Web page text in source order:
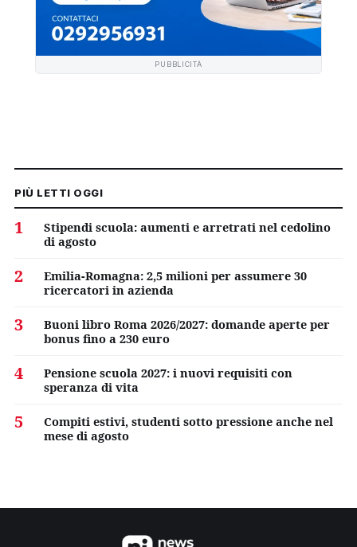
PUBBLICITÀ
PIÙ LETTI OGGI
1
Stipendi scuola: aumenti e arretrati nel cedolino
di agosto
2
Emilia-Romagna: 2,5 milioni per assumere 30
ricercatori in azienda
3
Buoni libro Roma 2026/2027: domande aperte per
bonus fino a 230 euro
4
Pensione scuola 2027: i nuovi requisiti con
speranza di vita
5
Compiti estivi, studenti sotto pressione anche nel
mese di agosto